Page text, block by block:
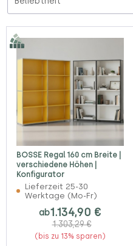
BOSSE Regal 160 cm Breite |
verschiedene Höhen |
Konfigurator
Lieferzeit 25-30
Werktage (Mo-Fr)
ab1.134,90 €
1.303,29 €
(bis zu 13% sparen)